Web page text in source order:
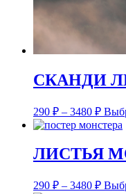
СКАНДИ
290 ₽ – 3480 ₽
ЛИСТЬЯ
290 ₽ – 3480 ₽